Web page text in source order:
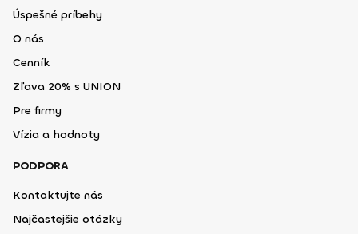
Úspešné príbehy
O nás
Cenník
Zľava 20% s UNION
Pre firmy
Vízia a hodnoty
PODPORA
Kontaktujte nás
Najčastejšie otázky